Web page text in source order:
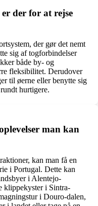
der for at rejse
der gør det nemt
sig af togforbindelser
både by- og
fleksibilitet. Derudover
til øerne eller benytte sig
hurtigere.
man kan
kan man få en
i Portugal. Dette kan
i Alentejo-
klippekyster i Sintra-
i Douro-dalen,